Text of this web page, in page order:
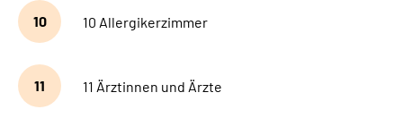
10 10 Allergikerzimmer
11 11 Ärztinnen und Ärzte